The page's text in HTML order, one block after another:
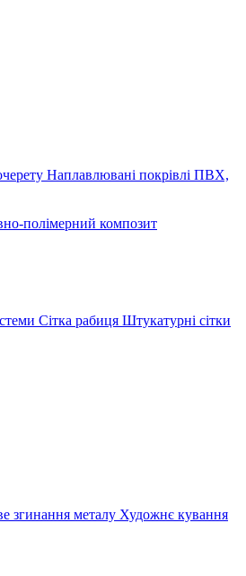
Наплавлювані покрівлі ПВХ,
полімерний композит
Сітка рабиця Штукатурні сітки
згинання металу Художнє кування